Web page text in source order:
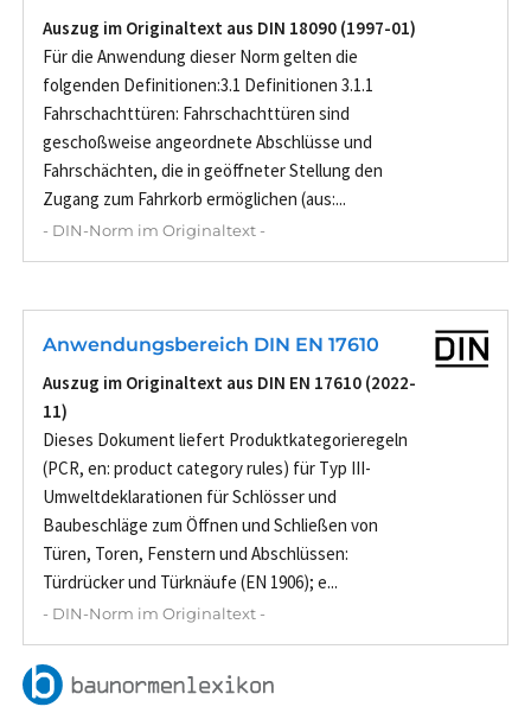
Auszug im Originaltext aus DIN 18090 (1997-01)
Für die Anwendung dieser Norm gelten die
folgenden Definitionen:3.1 Definitionen 3.1.1
Fahrschachttüren: Fahrschachttüren sind
geschoßweise angeordnete Abschlüsse und
Fahrschächten, die in geöffneter Stellung den
Zugang zum Fahrkorb ermöglichen (aus:...
- DIN-Norm im Originaltext -
Anwendungsbereich DIN EN 17610
Auszug im Originaltext aus DIN EN 17610 (2022-
11)
Dieses Dokument liefert Produktkategorieregeln
(PCR, en: product category rules) für Typ III-
Umweltdeklarationen für Schlösser und
Baubeschläge zum Öffnen und Schließen von
Türen, Toren, Fenstern und Abschlüssen:
Türdrücker und Türknäufe (EN 1906); e...
- DIN-Norm im Originaltext -